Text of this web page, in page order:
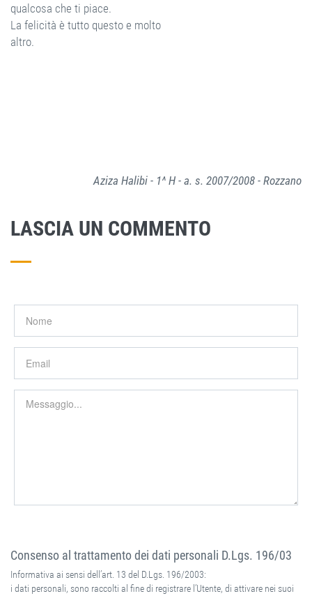
qualcosa che ti piace.
La felicità è tutto questo e molto
altro.
Aziza Halibi - 1^ H - a. s. 2007/2008 - Rozzano
LASCIA UN COMMENTO
Consenso al trattamento dei dati personali D.Lgs. 196/03
Informativa ai sensi dell’art. 13 del D.Lgs. 196/2003:
i dati personali, sono raccolti al fine di registrare l’Utente, di attivare nei suoi